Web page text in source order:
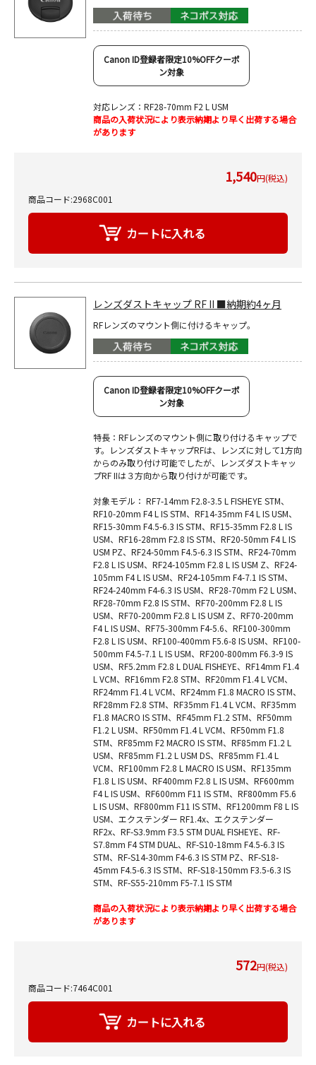
Canon ID登録者限定10%OFFクーポ
ン対象
対応レンズ：RF28-70mm F2 L USM
商品の入荷状況により表示納期より早く出荷する場合
があります
1,540円(税込)
商品コード:2968C001
レンズダストキャップ RF II ■納期約4ヶ月
RFレンズのマウント側に付けるキャップ。
Canon ID登録者限定10%OFFクーポ
ン対象
特長：RFレンズのマウント側に取り付けるキャップで
す。レンズダストキャップRFは、レンズに対して1方向
からのみ取り付け可能でしたが、レンズダストキャッ
プRF IIは３方向から取り付けが可能です。
対象モデル： RF7-14mm F2.8-3.5 L FISHEYE STM、
RF10-20mm F4 L IS STM、RF14-35mm F4 L IS USM、
RF15-30mm F4.5-6.3 IS STM、RF15-35mm F2.8 L IS
USM、RF16-28mm F2.8 IS STM、RF20-50mm F4 L IS
USM PZ、RF24-50mm F4.5-6.3 IS STM、RF24-70mm
F2.8 L IS USM、RF24-105mm F2.8 L IS USM Z、RF24-
105mm F4 L IS USM、RF24-105mm F4-7.1 IS STM、
RF24-240mm F4-6.3 IS USM、RF28-70mm F2 L USM、
RF28-70mm F2.8 IS STM、RF70-200mm F2.8 L IS
USM、RF70-200mm F2.8 L IS USM Z、RF70-200mm
F4 L IS USM、RF75-300mm F4-5.6、RF100-300mm
F2.8 L IS USM、RF100-400mm F5.6-8 IS USM、RF100-
500mm F4.5-7.1 L IS USM、RF200-800mm F6.3-9 IS
USM、RF5.2mm F2.8 L DUAL FISHEYE、RF14mm F1.4
L VCM、RF16mm F2.8 STM、RF20mm F1.4 L VCM、
RF24mm F1.4 L VCM、RF24mm F1.8 MACRO IS STM、
RF28mm F2.8 STM、RF35mm F1.4 L VCM、RF35mm
F1.8 MACRO IS STM、RF45mm F1.2 STM、RF50mm
F1.2 L USM、RF50mm F1.4 L VCM、RF50mm F1.8
STM、RF85mm F2 MACRO IS STM、RF85mm F1.2 L
USM、RF85mm F1.2 L USM DS、RF85mm F1.4 L
VCM、RF100mm F2.8 L MACRO IS USM、RF135mm
F1.8 L IS USM、RF400mm F2.8 L IS USM、RF600mm
F4 L IS USM、RF600mm F11 IS STM、RF800mm F5.6
L IS USM、RF800mm F11 IS STM、RF1200mm F8 L IS
USM、エクステンダー RF1.4x、エクステンダー
RF2x、RF-S3.9mm F3.5 STM DUAL FISHEYE、RF-
S7.8mm F4 STM DUAL、RF-S10-18mm F4.5-6.3 IS
STM、RF-S14-30mm F4-6.3 IS STM PZ、RF-S18-
45mm F4.5-6.3 IS STM、RF-S18-150mm F3.5-6.3 IS
STM、RF-S55-210mm F5-7.1 IS STM
商品の入荷状況により表示納期より早く出荷する場合
があります
572円(税込)
商品コード:7464C001